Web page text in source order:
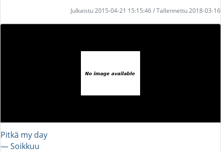
Julkaistu 2015-04-21 15:15:46 / Tallennettu 2018-03-16
Pitkä my day
― Soikkuu